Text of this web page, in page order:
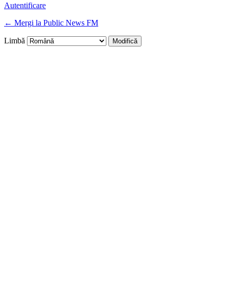
Autentificare
← Mergi la Public News FM
Limbă